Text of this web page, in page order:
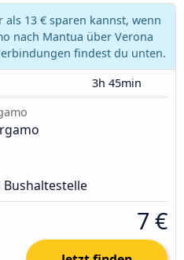
als 13 € sparen kannst, wenn
nach Mantua über Verona
findest du unten.
3h 45min
Bushaltestelle
7 €